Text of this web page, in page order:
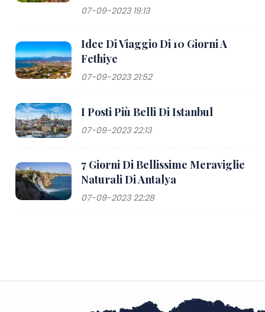
07-09-2023 19:13
Idee Di Viaggio Di 10 Giorni A
Fethiye
07-09-2023 21:52
I Posti Più Belli Di Istanbul
07-09-2023 22:13
7 Giorni Di Bellissime Meraviglie
Naturali Di Antalya
07-09-2023 22:28